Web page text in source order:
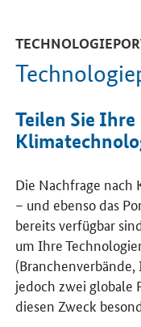
Teilen Sie Ihre
Die Nachfrage nach
– und ebenso das
bereits verfügbar
um Ihre
jedoch zwei globale
diesen Zweck